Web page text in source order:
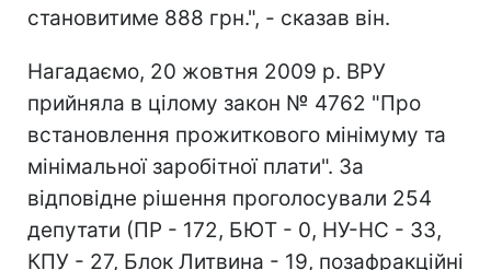
становитиме 888 грн.", - сказав він.
Нагадаємо, 20 жовтня 2009 р. ВРУ
прийняла в цілому закон № 4762 "Про
встановлення прожиткового мінімуму та
мінімальної заробітної плати". За
відповідне рішення проголосували 254
депутати (ПР - 172, БЮТ - 0, НУ-НС - 33,
КПУ - 27, Блок Литвина - 19, позафракційні